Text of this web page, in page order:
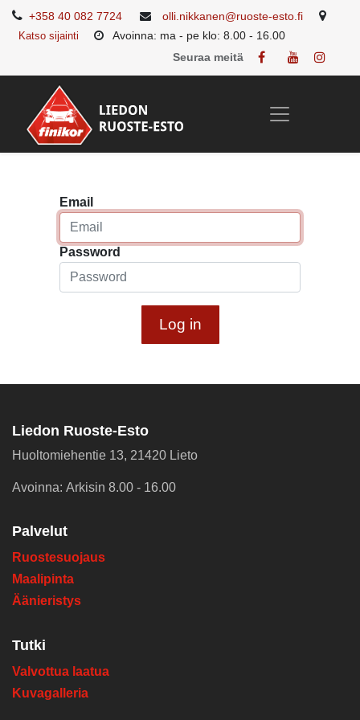
+358 40 082 7724 olli.nikkanen@ruoste-esto.fi
Katso sijainti
Avoinna: ma - pe klo: 8.00 - 16.00
Seuraa meitä
Email
Password
Log in
Liedon Ruoste-Esto
Huoltomiehentie 13, 21420 Lieto
Avoinna: Arkisin 8.00 - 16.00
Palvelut
Ruostesuojaus
Maalipinta
Äänieristys
Tutki
Valvottua laatua
Kuvagalleria